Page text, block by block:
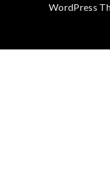
WordPress